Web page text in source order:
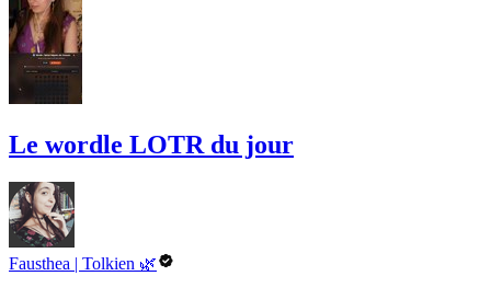
Le wordle LOTR du jour
Fausthea | Tolkien 🌿